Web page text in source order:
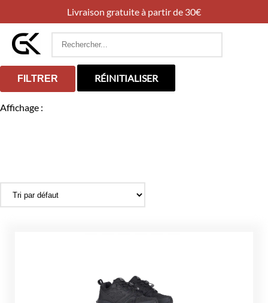
Livraison gratuite à partir de 30€
Rechercher
FILTRER RÉINITIALISER
Affichage :